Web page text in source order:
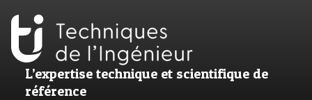
L’expertise technique et scientifique de
référence